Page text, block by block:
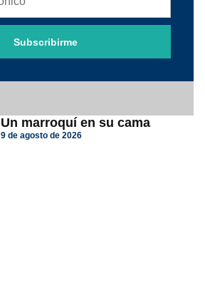
Subscribirme
Un marroquí en su cama
9 de agosto de 2026